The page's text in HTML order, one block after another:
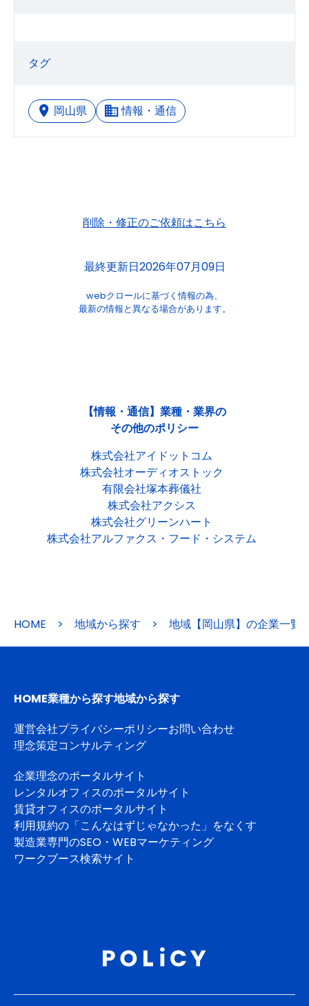
タグ
岡山県 情報・通信
削除・修正のご依頼はこちら
最終更新日2026年07月09日
webクロールに基づく情報の為、
最新の情報と異なる場合があります。
【情報・通信】業種・業界の
その他のポリシー
株式会社アイドットコム
株式会社オーディオストック
有限会社塚本葬儀社
株式会社アクシス
株式会社グリーンハート
株式会社アルファクス・フード・システム
HOME > 地域から探す > 地域【岡山県】の企業一覧
HOME業種から探す地域から探す
運営会社プライバシーポリシーお問い合わせ
理念策定コンサルティング
企業理念のポータルサイト
レンタルオフィスのポータルサイト
賃貸オフィスのポータルサイト
利用規約の「こんなはずじゃなかった」をなくす
製造業専門のSEO・WEBマーケティング
ワークブース検索サイト